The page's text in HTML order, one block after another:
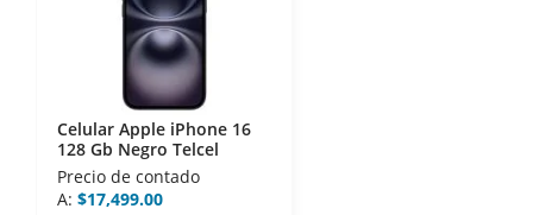
Celular Apple iPhone 16
128 Gb Negro Telcel
Precio de contado
A: $17,499.00